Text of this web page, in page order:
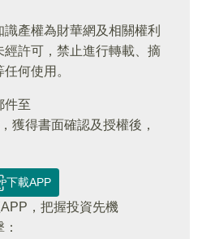
產權為財華網及相關權利
經許可，禁止進行轉載、摘
何使用。
件至
，獲得書面確認及授權後，
下載APP
，把握投資先機